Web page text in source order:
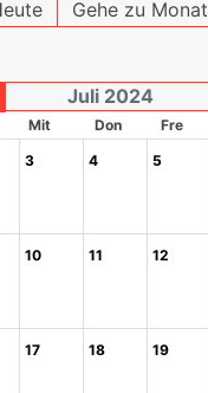
Gehe zu Monat
Juli 2024
Mit Don Fre
3 4 5
10 11 12
17 18 19